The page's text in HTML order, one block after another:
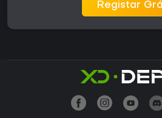
Registar